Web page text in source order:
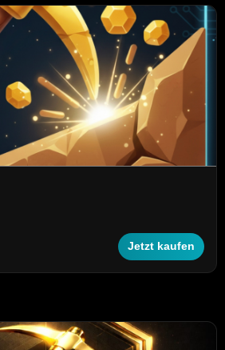
Jetzt kaufen